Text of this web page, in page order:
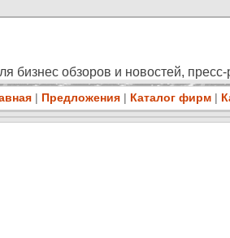
бизнес обзоров и новостей,
| Предложения | Каталог фирм |